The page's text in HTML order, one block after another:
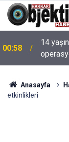
00:58
14
Anasayfa
etkinlikleri